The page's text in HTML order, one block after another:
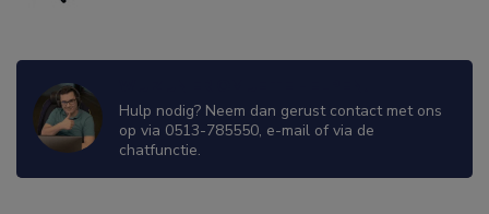
Hulp nodig? Neem dan gerust contact met ons
op via 0513-785550, e-mail of via de
chatfunctie.